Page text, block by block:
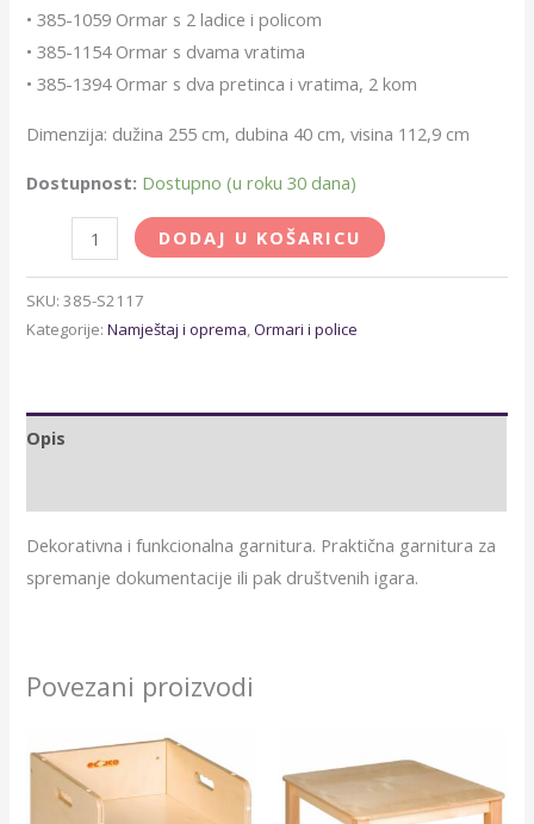
• 385-1059 Ormar s 2 ladice i policom
• 385-1154 Ormar s dvama vratima
• 385-1394 Ormar s dva pretinca i vratima, 2 kom
Dimenzija: dužina 255 cm, dubina 40 cm, visina 112,9 cm
Dostupnost: Dostupno (u roku 30 dana)
DODAJ U KOŠARICU
SKU:385-S2117
Kategorije:Namještaj i oprema,Ormari i police
Opis
Dekorativna i funkcionalna garnitura. Praktična garnitura za
spremanje dokumentacije ili pak društvenih igara.
Povezani proizvodi